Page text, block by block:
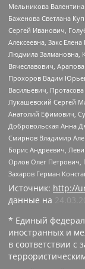
Мельникова
Баженова Светлана
Сергей Иванович,
Алексеевна, Закс
Людмила Залмановна,
Вячеславович,
Прохоров Вадим
Васильевич,
Лукашевский Сергей
Анатолий Ефимович,
Добровольская Анна
Смирнов Владимир
Борис Андреевич,
Орлов Олег Петрович,
Захаров Герман
Источник: http://
данные на
* Единый
иностранных и
в соответствии с